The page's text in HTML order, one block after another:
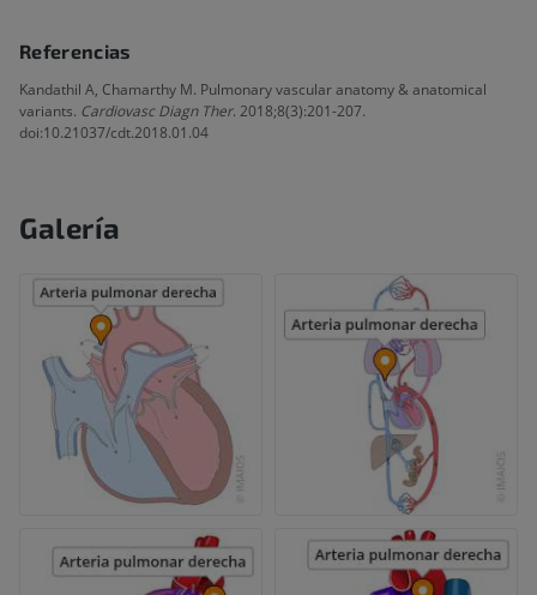
Referencias
Kandathil A, Chamarthy M. Pulmonary vascular anatomy & anatomical
variants. Cardiovasc Diagn Ther. 2018;8(3):201-207.
doi:10.21037/cdt.2018.01.04
Galería